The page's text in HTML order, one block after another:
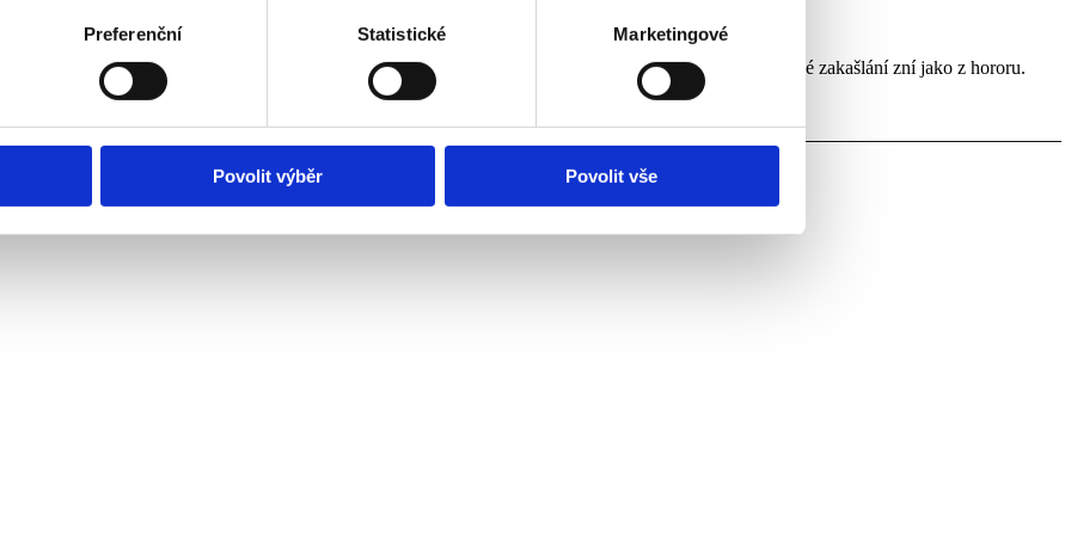
Preferenční Statistické Marketingové
Povolit výběr Povolit vše
u lékaře. Snažíte se uklidnit, ale místo příjemného ticha vás obklopují ostré hlasy, dunivé kroky a každé zakašlání zní jako z hororu.